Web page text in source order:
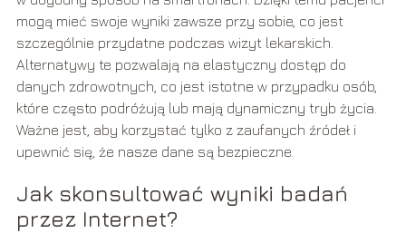
mogą mieć swoje wyniki zawsze przy sobie, co jest
szczególnie przydatne podczas wizyt lekarskich.
Alternatywy te pozwalają na elastyczny dostęp do
danych zdrowotnych, co jest istotne w przypadku osób,
które często podróżują lub mają dynamiczny tryb życia.
Ważne jest, aby korzystać tylko z zaufanych źródeł i
upewnić się, że nasze dane są bezpieczne.
Jak skonsultować wyniki badań
przez Internet?